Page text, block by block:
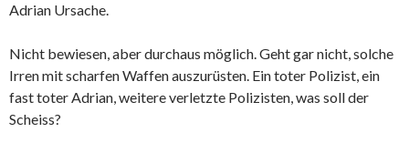
Adrian Ursache.
Nicht bewiesen, aber durchaus möglich. Geht gar nicht, solche
Irren mit scharfen Waffen auszurüsten. Ein toter Polizist, ein
fast toter Adrian, weitere verletzte Polizisten, was soll der
Scheiss?